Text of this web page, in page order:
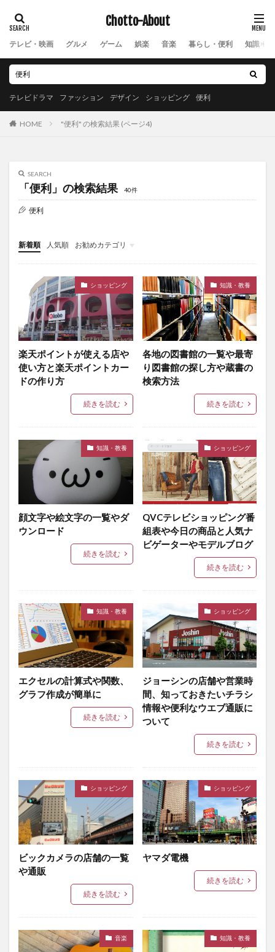
Chotto-About
テレビ・映画 グルメ ゲーム 娯楽 音楽 暮らし・便利 知識・
テレビドラマ ファッション デザイン ショッピング 便利
HOME "便利" の検索結果 (ページ4)
SEARCH
「便利」の検索結果 40件
便利
新着順 人気順
お勧めカテゴリ
New
ショッピング
楽天ポイントが使える店や
使い方と楽天ポイントカー
ドの作り方
続きを読む
知識・教養
各地の図書館の一覧や最寄
り図書館の探し方や蔵書の
検索方法
続きを読む
知識・教養
顔文字や絵文字の一覧やダ
ウンロード
続きを読む
ショッピング
QVCテレビショッピング番
組表や今日の商品と人気ナ
ビゲーターやモデルブログ
続きを読む
知識・教養
エクセルの計算式や関数、
グラフ作成が簡単に
続きを読む
ショッピング
ジョーシンの店舗や営業時
間、知っておきたいチラシ
情報や便利なウエブ通販に
ついて
続きを読む
ショッピング
ビックカメラの店舗の一覧
や通販
続きを読む
ショッピング
ヤマダ電機
続きを読む
音楽 知識・教養